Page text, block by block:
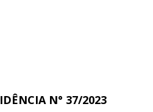
N° 37/2023